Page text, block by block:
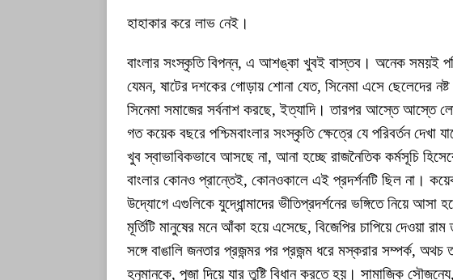
হাহাকার করে লাভ নেই।
বাংলার সংস্কৃতি বিপন্ন, এ আশঙ্কা খুবই বাস্তব। অনেক সময়ই
যেমন, ষাটের দশকের গোড়ায় শোনা যেত, সিনেমা এসে ছেলেদের
সিনেমা সমাজের সর্বনাশ করছে, ইত্যাদি। তারপর আস্তে আস্তে
গত কয়েক বছরে পশ্চিমবাংলার সংস্কৃতি ক্ষেত্রে যে পরিবর্তন দেখা
খুব স্বাভাবিকভাবে আসছে না, আনা হচ্ছে রাজনৈতিক কর্মসূচি
বাংলার কোনও প্রান্তেই, কোনওকালে এই প্রদর্শনটি ছিল না।
উদ্যোগে এগুলিকে যুদ্ধোন্মাদের ভীতিপ্রদর্শনের ভঙ্গিতে নিয়ে আসা
মূর্তিটি মানুষের মনে আঁকা হয়ে এসেছে, বিজেপির চাপিয়ে দেওয়া
সঙ্গে বাঙালি জনতার প্রজন্মর পর প্রজন্ম ধরে মস্করার সম্পর্ক, অথচ
হনুমানকে, পূজা দিয়ে যার তুষ্টি বিধান করতে হয়। সামাজিক